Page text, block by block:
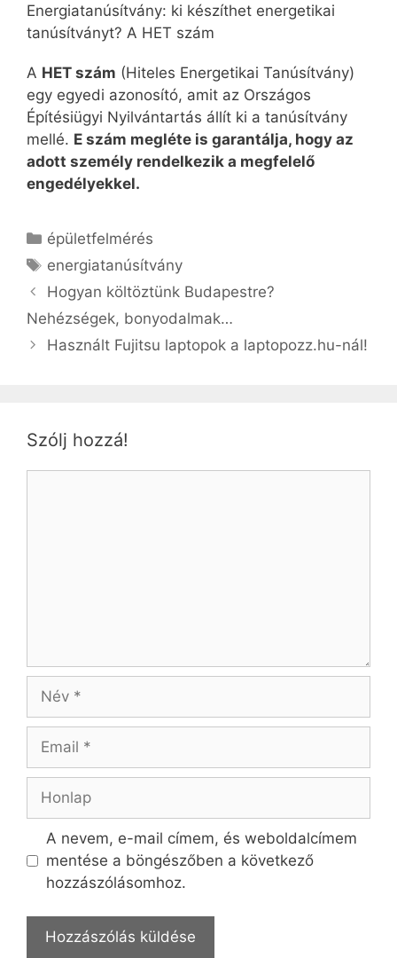
Energiatanúsítvány: ki készíthet energetikai
tanúsítványt? A HET szám
A HET szám (Hiteles Energetikai Tanúsítvány)
egy egyedi azonosító, amit az Országos
Építésiügyi Nyilvántartás állít ki a tanúsítvány
mellé. E szám megléte is garantálja, hogy az
adott személy rendelkezik a megfelelő
engedélyekkel.
Kategória
épületfelmérés
Címkék
energiatanúsítvány
Hogyan költöztünk Budapestre?
Nehézségek, bonyodalmak…
Használt Fujitsu laptopok a laptopozz.hu-nál!
Szólj hozzá!
A nevem, e-mail címem, és weboldalcímem
mentése a böngészőben a következő
hozzászólásomhoz.